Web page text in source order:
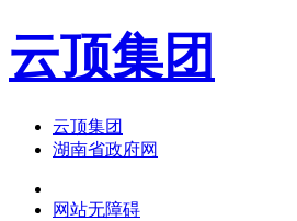
云顶集团
云顶集团
湖南省政府网
网站无障碍